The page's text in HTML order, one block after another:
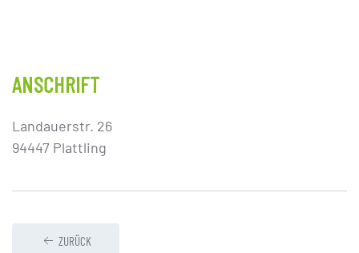
ANSCHRIFT
Landauerstr. 26
94447 Plattling
ZURÜCK